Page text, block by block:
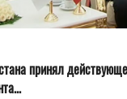
принял